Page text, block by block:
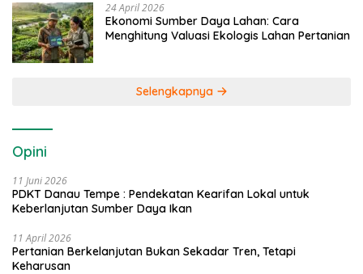
24 April 2026
Ekonomi Sumber Daya Lahan: Cara
Menghitung Valuasi Ekologis Lahan Pertanian
Selengkapnya
Opini
11 Juni 2026
PDKT Danau Tempe : Pendekatan Kearifan Lokal untuk
Keberlanjutan Sumber Daya Ikan
11 April 2026
Pertanian Berkelanjutan Bukan Sekadar Tren, Tetapi
Keharusan